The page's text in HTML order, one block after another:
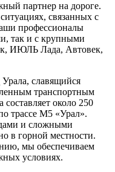
партнер на дороге.
связанных с
профессионалы
так и с крупными
ИЮЛЬ Лада, Автовек,
славящийся
транспортным
составляет около 250
трассе М5 «Урал».
и сложными
в горной местности.
мы обеспечиваем
условиях.